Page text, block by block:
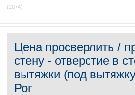
(2074)
Цена просверлить /
стену - отверстие в
вытяжки (под
Рог